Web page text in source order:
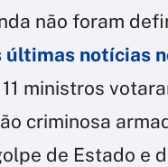
não foram
últimas notícias
ministros
criminosa
de Estado e